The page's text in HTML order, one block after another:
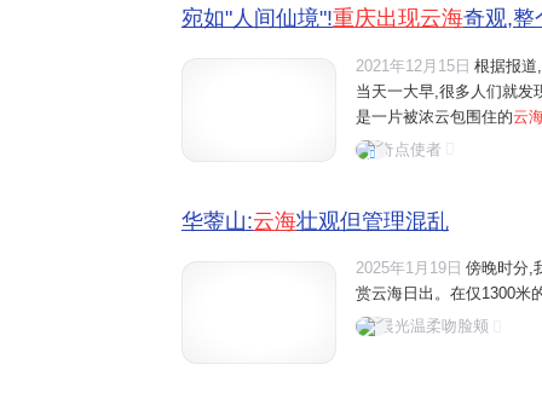
宛如"人间仙境"!重庆出现云海奇观,整
2021年12月15日 根据报道
当天一大早,很多人们就发
是一片被浓云包围住的云
海之中,看起来非常壮观又
奇点使者
华蓥山:云海壮观但管理混乱
2025年1月19日 傍晚时分,
赏云海日出。在仅1300米
晨光温柔吻脸颊